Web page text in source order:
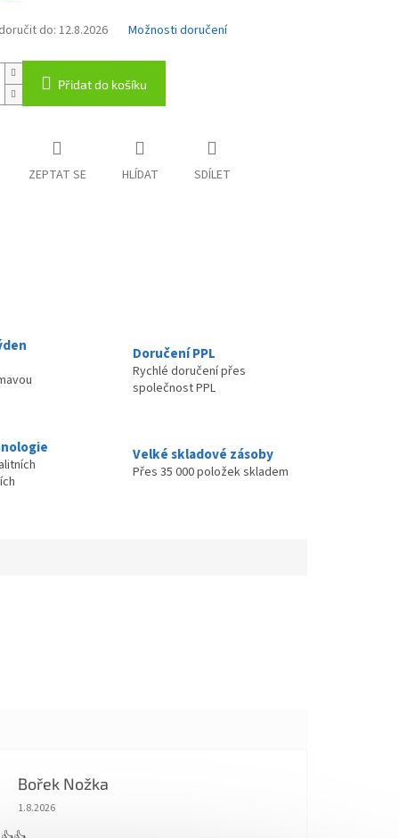
do: 12.8.2026 Možnosti doručení
Přidat do košíku
ZEPTAT SE HLÍDAT SDÍLET
Doručení PPL
Rychlé doručení přes
společnost PPL
Velké skladové zásoby
Přes 35 000 položek skladem
Bořek Nožka
Hodnocení obchodu je 5 z 5 hvězdiček.
1.8.2026